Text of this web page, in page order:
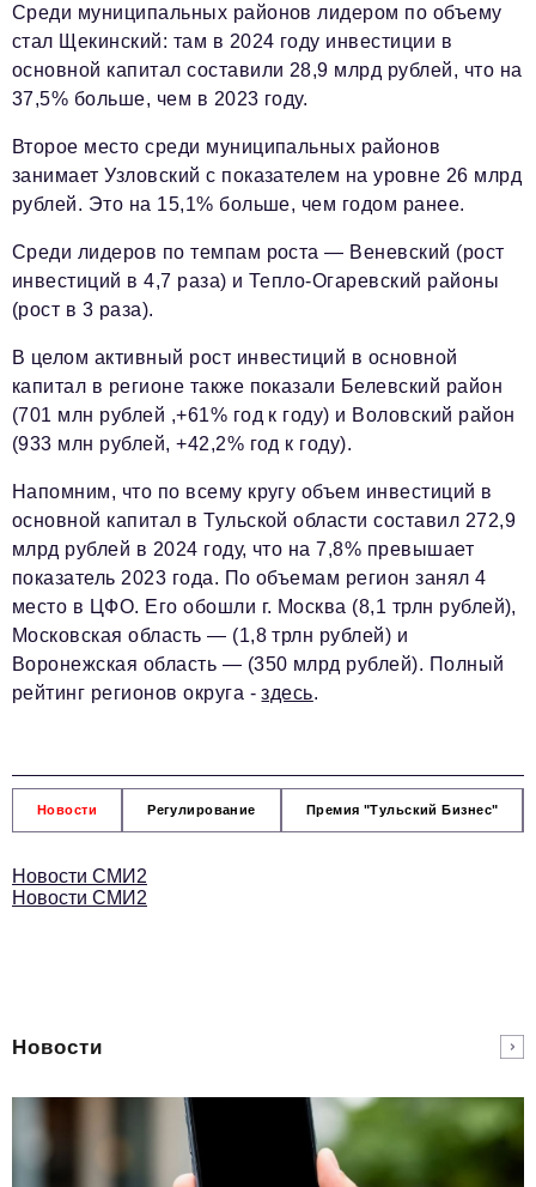
Среди муниципальных районов лидером по объему
стал Щекинский: там в 2024 году инвестиции в
основной капитал составили 28,9 млрд рублей, что на
37,5% больше, чем в 2023 году.
Второе место среди муниципальных районов
занимает Узловский с показателем на уровне 26 млрд
рублей. Это на 15,1% больше, чем годом ранее.
Среди лидеров по темпам роста — Веневский (рост
инвестиций в 4,7 раза) и Тепло-Огаревский районы
(рост в 3 раза).
В целом активный рост инвестиций в основной
капитал в регионе также показали Белевский район
(701 млн рублей ,+61% год к году) и Воловский район
(933 млн рублей, +42,2% год к году).
Напомним, что по всему кругу объем инвестиций в
основной капитал в Тульской области составил 272,9
млрд рублей в 2024 году, что на 7,8% превышает
показатель 2023 года. По объемам регион занял 4
место в ЦФО. Его обошли г. Москва (8,1 трлн рублей),
Московская область — (1,8 трлн рублей) и
Воронежская область — (350 млрд рублей). Полный
рейтинг регионов округа -здесь.
Новости Регулирование Премия "Тульский Бизнес"
Новости СМИ2
Новости СМИ2
Новости